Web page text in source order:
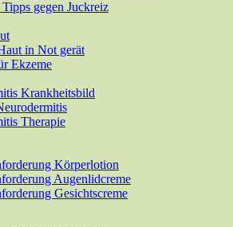
gegen Juckreiz
in Not gerät
Ekzeme
Krankheitsbild
Therapie
Körperlotion
Augenlidcreme
Gesichtscreme